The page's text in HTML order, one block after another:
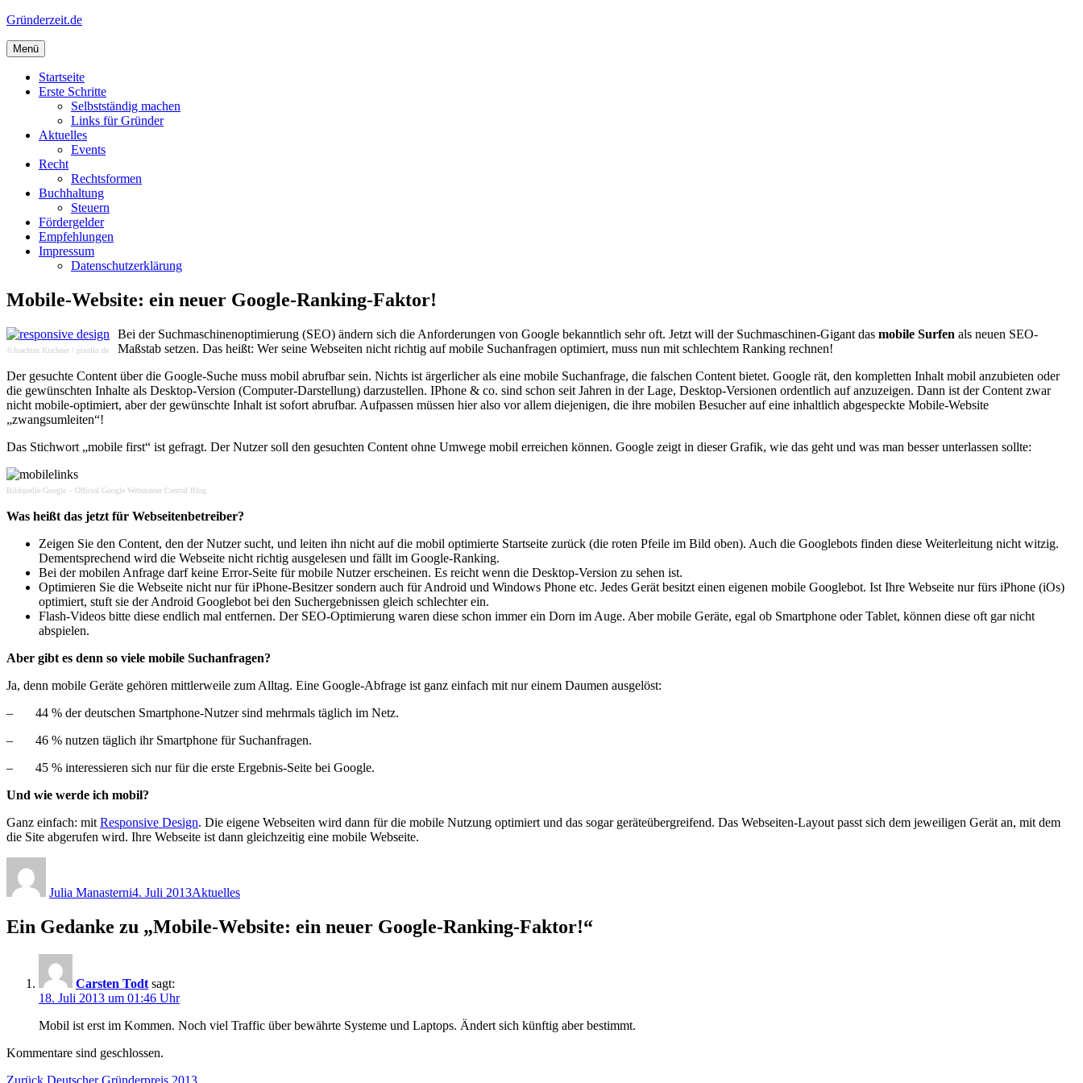
Zum
springen
Gründerzeit.de
Menü
Startseite
Erste Schritte
Selbstständig machen
Links für Gründer
Aktuelles
Events
Recht
Rechtsformen
Buchhaltung
Steuern
Fördergelder
Empfehlungen
Impressum
Datenschutzerklärung
Mobile-Website: ein neuer Google-Ranking-Faktor!
©Joachim Kirchner / pixelio.de
Bei der Suchmaschinenoptimierung (SEO) ändern sich die Anforderungen von Google bekanntlich sehr oft. Jetzt will der Suchmaschinen-Gigant das mobile Surfen als neuen SEO-
Maßstab setzen. Das heißt: Wer seine Webseiten nicht richtig auf mobile Suchanfragen optimiert, muss nun mit schlechtem Ranking rechnen!
Der gesuchte Content über die Google-Suche muss mobil abrufbar sein. Nichts ist ärgerlicher als eine mobile Suchanfrage, die falschen Content bietet. Google rät, den kompletten Inhalt mobil anzubieten oder
die gewünschten Inhalte als Desktop-Version (Computer-Darstellung) darzustellen. IPhone & co. sind schon seit Jahren in der Lage, Desktop-Versionen ordentlich auf anzuzeigen. Dann ist der Content zwar
nicht mobile-optimiert, aber der gewünschte Inhalt ist sofort abrufbar. Aufpassen müssen hier also vor allem diejenigen, die ihre mobilen Besucher auf eine inhaltlich abgespeckte Mobile-Website
„zwangsumleiten“!
Das Stichwort „mobile first“ ist gefragt. Der Nutzer soll den gesuchten Content ohne Umwege mobil erreichen können. Google zeigt in dieser Grafik, wie das geht und was man besser unterlassen sollte:
Bildquelle:Google – Official Google Webmaster Central Blog
Was heißt das jetzt für Webseitenbetreiber?
Zeigen Sie den Content, den der Nutzer sucht, und leiten ihn nicht auf die mobil optimierte Startseite zurück (die roten Pfeile im Bild oben). Auch die Googlebots finden diese Weiterleitung nicht witzig.
Dementsprechend wird die Webseite nicht richtig ausgelesen und fällt im Google-Ranking.
Bei der mobilen Anfrage darf keine Error-Seite für mobile Nutzer erscheinen. Es reicht wenn die Desktop-Version zu sehen ist.
Optimieren Sie die Webseite nicht nur für iPhone-Besitzer sondern auch für Android und Windows Phone etc. Jedes Gerät besitzt einen eigenen mobile Googlebot. Ist Ihre Webseite nur fürs iPhone (iOs)
optimiert, stuft sie der Android Googlebot bei den Suchergebnissen gleich schlechter ein.
Flash-Videos bitte diese endlich mal entfernen. Der SEO-Optimierung waren diese schon immer ein Dorn im Auge. Aber mobile Geräte, egal ob Smartphone oder Tablet, können diese oft gar nicht
abspielen.
Aber gibt es denn so viele mobile Suchanfragen?
Ja, denn mobile Geräte gehören mittlerweile zum Alltag. Eine Google-Abfrage ist ganz einfach mit nur einem Daumen ausgelöst:
– 44 % der deutschen Smartphone-Nutzer sind mehrmals täglich im Netz.
– 46 % nutzen täglich ihr Smartphone für Suchanfragen.
– 45 % interessieren sich nur für die erste Ergebnis-Seite bei Google.
Und wie werde ich mobil?
Ganz einfach: mit Responsive Design. Die eigene Webseiten wird dann für die mobile Nutzung optimiert und das sogar geräteübergreifend. Das Webseiten-Layout passt sich dem jeweiligen Gerät an, mit dem
die Site abgerufen wird. Ihre Webseite ist dann gleichzeitig eine mobile Webseite.
Julia Manasterni4. Juli 2013Aktuelles
Ein Gedanke zu „Mobile-Website: ein neuer Google-Ranking-Faktor!“
Carsten Todt sagt:
18. Juli 2013 um 01:46 Uhr
Mobil ist erst im Kommen. Noch viel Traffic über bewährte Systeme und Laptops. Ändert sich künftig aber bestimmt.
Kommentare sind geschlossen.
Zurück Vorheriger
Deutscher Gründerpreis 2013